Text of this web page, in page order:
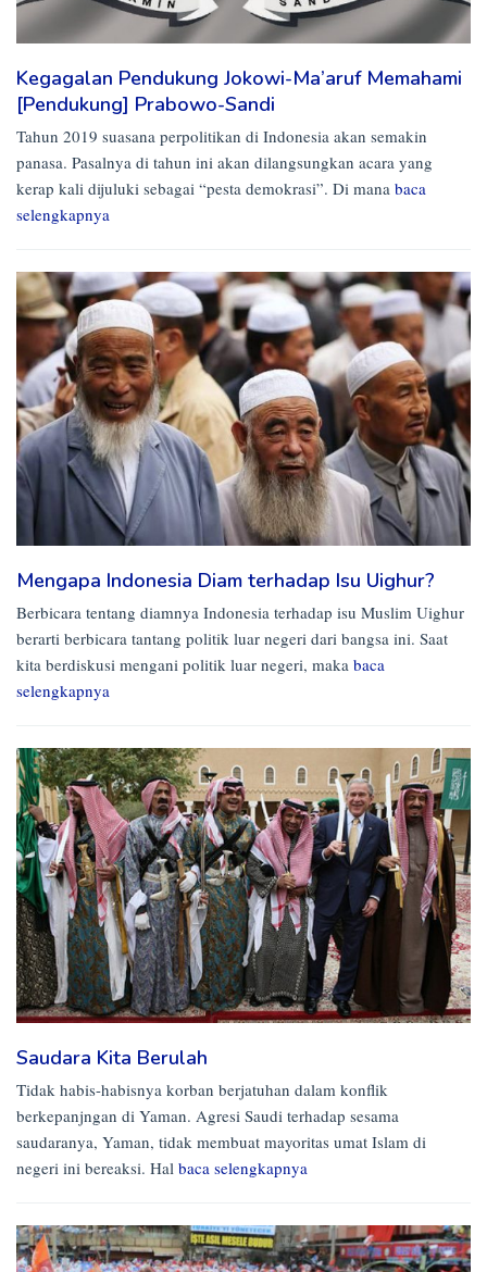
Kegagalan Pendukung Jokowi-Ma’aruf Memahami
[Pendukung] Prabowo-Sandi
Tahun 2019 suasana perpolitikan di Indonesia akan semakin
panasa. Pasalnya di tahun ini akan dilangsungkan acara yang
kerap kali dijuluki sebagai “pesta demokrasi”. Di mana baca
selengkapnya
Mengapa Indonesia Diam terhadap Isu Uighur?
Berbicara tentang diamnya Indonesia terhadap isu Muslim Uighur
berarti berbicara tantang politik luar negeri dari bangsa ini. Saat
kita berdiskusi mengani politik luar negeri, maka baca
selengkapnya
Saudara Kita Berulah
Tidak habis-habisnya korban berjatuhan dalam konflik
berkepanjngan di Yaman. Agresi Saudi terhadap sesama
saudaranya, Yaman, tidak membuat mayoritas umat Islam di
negeri ini bereaksi. Hal baca selengkapnya